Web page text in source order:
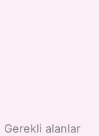
Gerekli alanlar